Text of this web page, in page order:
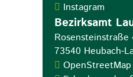
Instagram
Bezirksamt
Rosensteinstraße
73540 Heubach-
OpenStreetMap